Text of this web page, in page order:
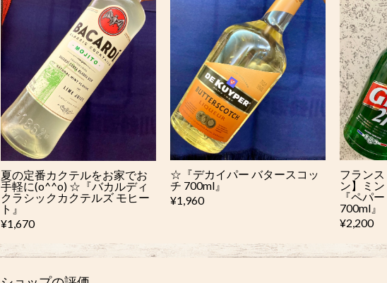
夏の定番カクテルをお家でお
手軽に(o^^o) ☆『バカルディ
クラシックカクテルズ モヒー
ト』
¥1,670
☆『デカイパー バタースコッ
チ 700ml』
¥1,960
フラン
ン】ミ
『ペパ
700ml』
¥2,200